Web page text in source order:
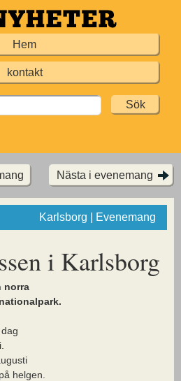
Hem
kontakt
Nästa i evenemang
Karlsborg | Evenemang
i Karlsborg
norra
helgen.